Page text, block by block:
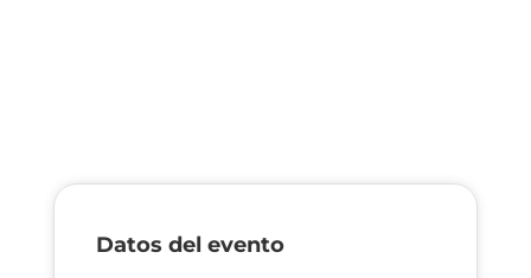
Datos del evento